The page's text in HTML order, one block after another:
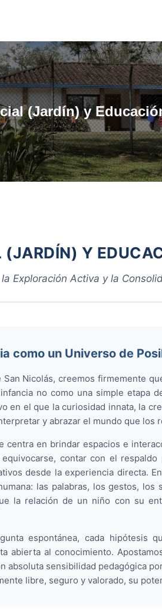
(Jardín) y
(JARDÍN) Y
Exploración Activa y la
como un Universo de
Nicolás, creemos firmemente
no como una simple etapa
en el que la curiosidad innata, la
y abrazar el mundo que los
centra en brindar espacios e
contar con el
desde la experiencia directa.
las palabras, los gestos,
la relación de un niño con su
espontánea, cada hipótesis
abierta al conocimiento.
absoluta sensibilidad pedagógica
libre, seguro y valorado, su